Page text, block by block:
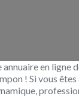
en ligne
! Si vous